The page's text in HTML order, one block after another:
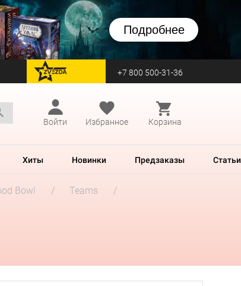
Подробнее
перейти на Zvezda +7 800 500-31-36
Войти
Избранное Корзина
Хиты Новинки Предзаказы Статьи
Bowl
Teams